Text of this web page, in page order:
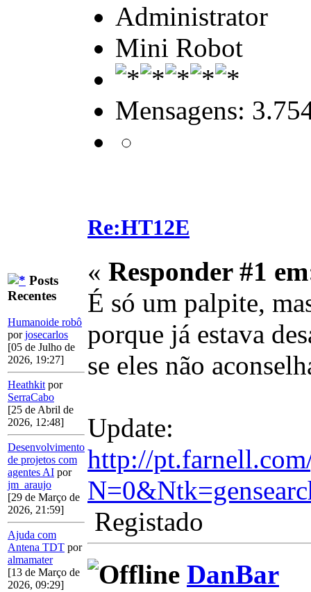
Posts
Recentes
Humanoide robô
porjosecarlos
[05 de Julho de
2026, 19:27]
Heathkit por
SerraCabo
[25 de Abril de
2026, 12:48]
Desenvolvimento
de projetos com
agentes AI por
jm_araujo
[29 de Março de
2026, 21:59]
Ajuda com
Antena TDT por
almamater
[13 de Março de
2026, 09:29]
Administrator
Mini Robot
Mensagens:
Re:HT12E
« Responder #1
É só um palpite,
porque já estava
se eles não
Update:
http://
Registado
DanBar